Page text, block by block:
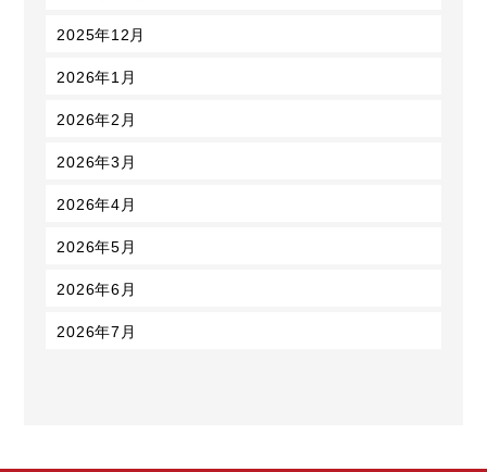
2025年12月
2026年1月
2026年2月
2026年3月
2026年4月
2026年5月
2026年6月
2026年7月